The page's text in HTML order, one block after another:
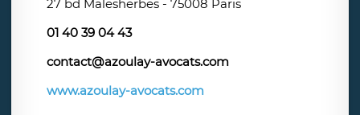
27 bd Malesherbes - 75008 Paris
01 40 39 04 43
contact@azoulay-avocats.com
www.azoulay-avocats.com